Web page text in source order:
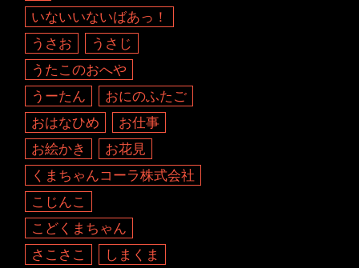
いないいないばあっ！
うさお
うさじ
うたこのおへや
うーたん
おにのふたご
おはなひめ
お仕事
お絵かき
お花見
くまちゃんコーラ株式会社
こじんこ
こどくまちゃん
さこさこ
しまくま